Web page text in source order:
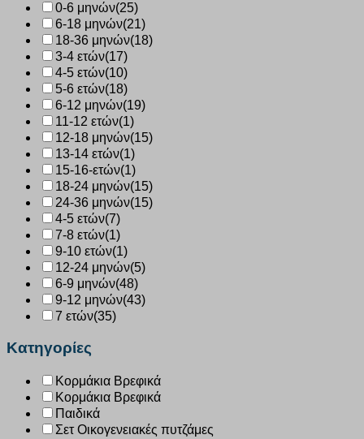
0-6 μηνών(25)
6-18 μηνών(21)
18-36 μηνών(18)
3-4 ετών(17)
4-5 ετών(10)
5-6 ετών(18)
6-12 μηνών(19)
11-12 ετών(1)
12-18 μηνών(15)
13-14 ετών(1)
15-16-ετών(1)
18-24 μηνών(15)
24-36 μηνών(15)
4-5 ετών(7)
7-8 ετών(1)
9-10 ετών(1)
12-24 μηνών(5)
6-9 μηνών(48)
9-12 μηνών(43)
7 ετών(35)
Κατηγορίες
Κορμάκια Βρεφικά
Κορμάκια Βρεφικά
Παιδικά
Σετ Οικογενειακές πυτζάμες